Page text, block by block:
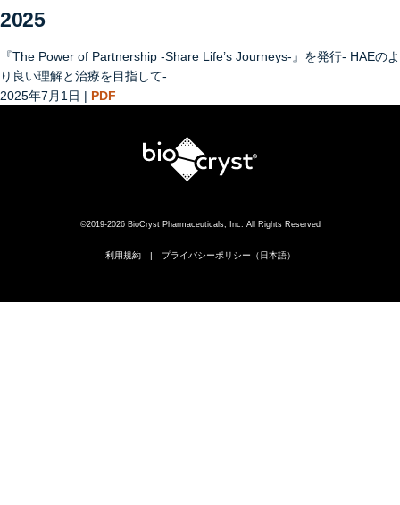
2025
『The Power of Partnership -Share Life’s Journeys-』を発行- HAEのよ
り良い理解と治療を目指して-
2025年7月1日 | PDF
©2019-2026 BioCryst Pharmaceuticals, Inc. All Rights Reserved
利用規約 プライバシーポリシー（日本語）